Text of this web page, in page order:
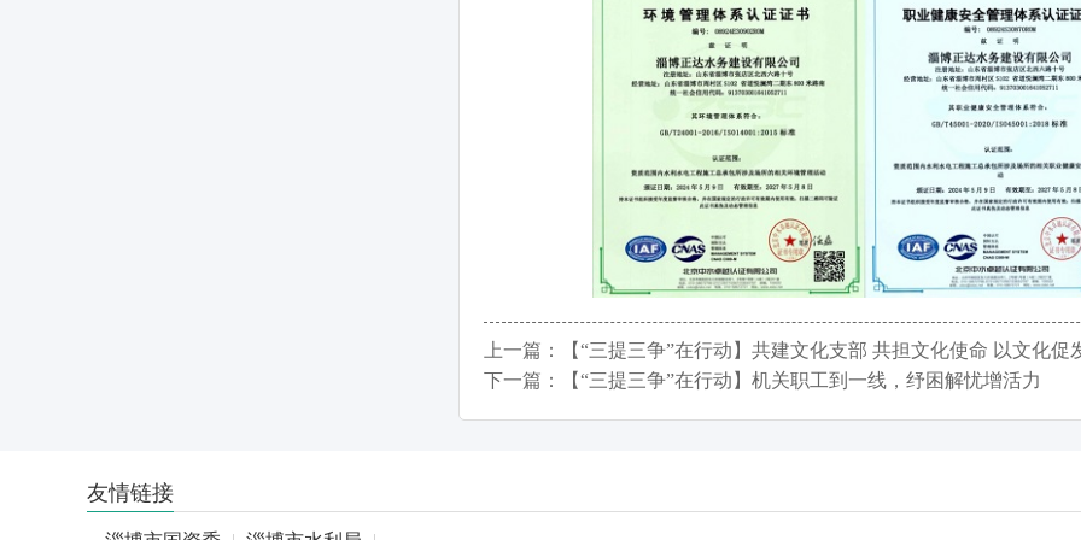
上一篇：
【“三提三争”在行动】共建文化支部 共担文化使命 以文化促
下一篇：
【“三提三争”在行动】机关职工到一线，纾困解忧增活力
友情链接